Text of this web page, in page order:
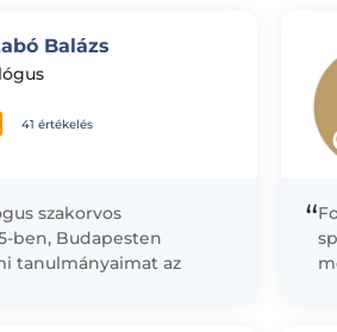
Balázs
41 értékelés
szakorvos
ben, Budapesten
tanulmányaimat az
“